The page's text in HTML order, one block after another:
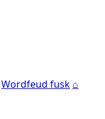
Wordfeud fusk ⌂